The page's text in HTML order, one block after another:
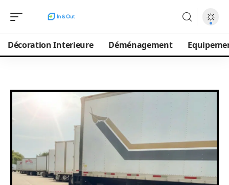
Décoration Interieure Déménagement